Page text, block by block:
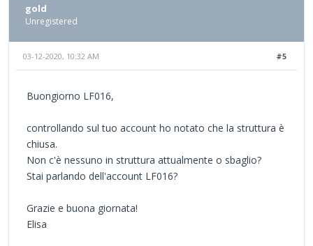
gold
Unregistered
#5
03-12-2020, 10:32 AM
Buongiorno LF016,
controllando sul tuo account ho notato che la struttura è
chiusa.
Non c'è nessuno in struttura attualmente o sbaglio?
Stai parlando dell'account LF016?
Grazie e buona giornata!
Elisa